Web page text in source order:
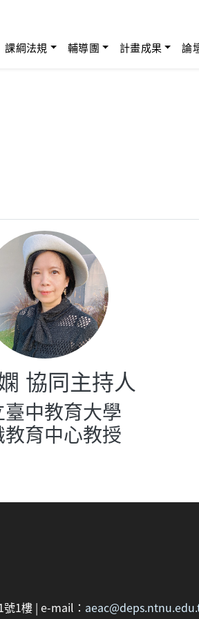
課綱法規 輔導團 計畫成果 論
協同主持人
臺中教育大學
教育中心教授
1樓 | e-mail：